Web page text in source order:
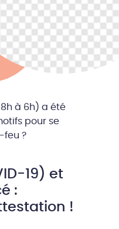
à 6h) a été
pour se
feu ?
19) et
:
!